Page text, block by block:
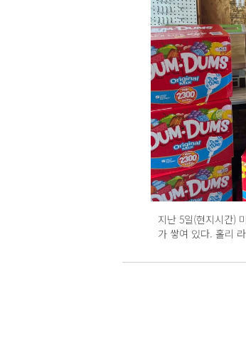
지난 5일(현지시간)
가 쌓여 있다. 홀리